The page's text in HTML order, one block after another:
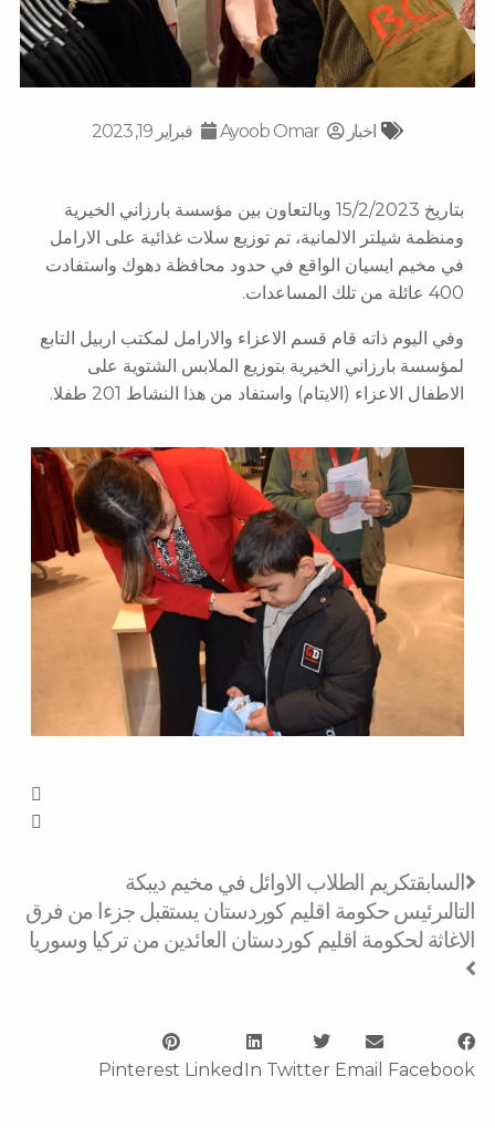
اخبار Ayoob Omar فبراير 19, 2023
بتاريخ 15/2/2023 وبالتعاون بين مؤسسة بارزاني الخيرية
ومنظمة شيلتر الالمانية، تم توزيع سلات غذائية على الارامل
في مخيم ايسيان الواقع في حدود محافظة دهوك واستفادت
400 عائلة من تلك المساعدات.
وفي اليوم ذاته قام قسم الاعزاء والارامل لمكتب اربيل التابع
لمؤسسة بارزاني الخيرية بتوزيع الملابس الشتوية على
الاطفال الاعزاء (الايتام) واستفاد من هذا النشاط 201 طفلا.
Prev
السابقتكريم الطلاب الاوائل في مخيم ديبكة
التالىرئيس حكومة اقليم كوردستان يستقبل جزءا من فرق
الاغاثة لحكومة اقليم كوردستان العائدين من تركيا وسوريا
Next
Facebook
Email
Twitter
LinkedIn
Pinterest